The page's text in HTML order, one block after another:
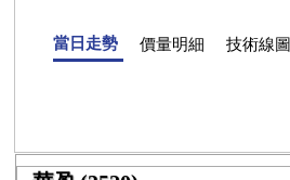
當日走勢 價量明細 技術線圖